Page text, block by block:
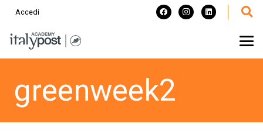
Accedi
greenweek2